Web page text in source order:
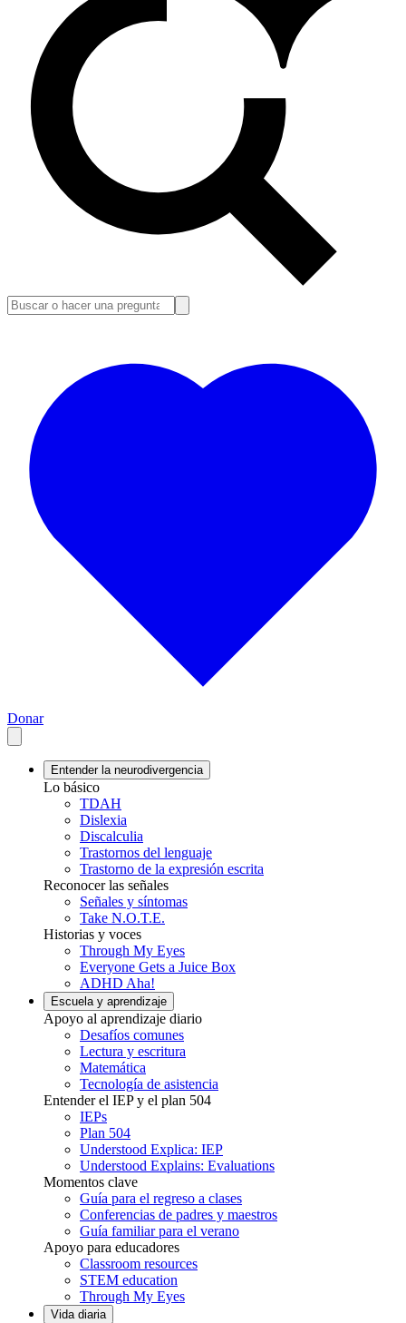
Donar
Entender la neurodivergencia
Lo básico
TDAH
Dislexia
Discalculia
Trastornos del lenguaje
Trastorno de la expresión escrita
Reconocer las señales
Señales y síntomas
Take N.O.T.E.
Historias y voces
Through My Eyes
Everyone Gets a Juice Box
ADHD Aha!
Escuela y aprendizaje
Apoyo al aprendizaje diario
Desafíos comunes
Lectura y escritura
Matemática
Tecnología de asistencia
Entender el IEP y el plan 504
IEPs
Plan 504
Understood Explica: IEP
Understood Explains: Evaluations
Momentos clave
Guía para el regreso a clases
Conferencias de padres y maestros
Guía familiar para el verano
Apoyo para educadores
Classroom resources
STEM education
Through My Eyes
Vida diaria